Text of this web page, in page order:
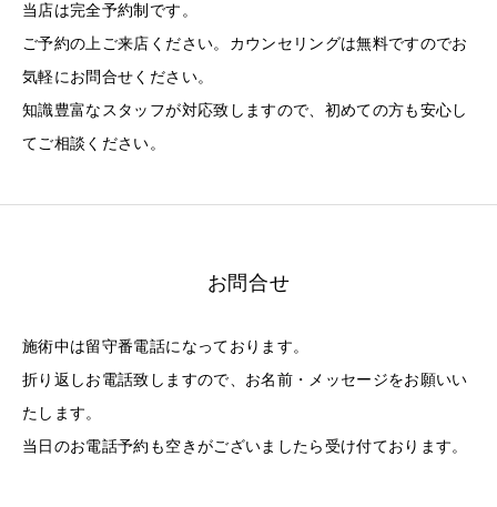
当店は完全予約制です。
ご予約の上ご来店ください。カウンセリングは無料ですのでお
気軽にお問合せください。
知識豊富なスタッフが対応致しますので、初めての方も安心し
てご相談ください。
お問合せ
施術中は留守番電話になっております。
折り返しお電話致しますので、お名前・メッセージをお願いい
たします。
当日のお電話予約も空きがございましたら受け付ております。